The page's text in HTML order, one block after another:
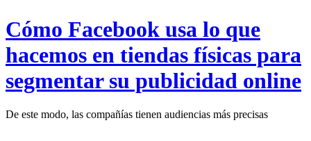
Cómo Facebook usa lo que
hacemos en tiendas físicas para
segmentar su publicidad online
De este modo, las compañías tienen audiencias más precisas